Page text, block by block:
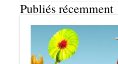
Publiés récemment